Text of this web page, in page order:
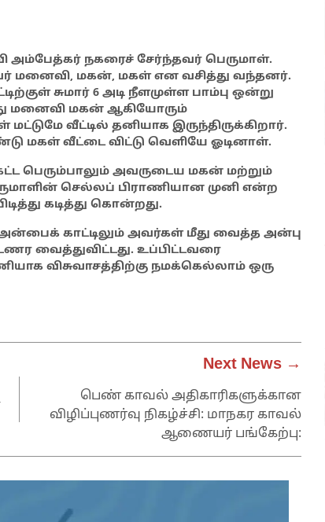
அம்பேத்கர் நகரைச் சேர்ந்தவர் பெருமாள்.
மனைவி, மகன், மகள் என வசித்து வந்தனர்.
சுமார் 6 அடி நீளமுள்ள பாம்பு ஒன்று
மனைவி மகன் ஆகியோரும்
வீட்டில் தனியாக இருந்திருக்கிறார்.
மகள் வீட்டை விட்டு வெளியே ஓடினாள்.
பெரும்பாலும் அவருடைய மகன் மற்றும்
செல்லப் பிராணியான முனி என்ற
கடித்து கொன்றது.
காட்டிலும் அவர்கள் மீது வைத்த அன்பு
வைத்துவிட்டது. உப்பிட்டவரை
விசுவாசத்திற்கு நமக்கெல்லாம் ஒரு
Next News →
பெண் காவல் அதிகாரிகளுக்கான
விழிப்புணர்வு நிகழ்ச்சி: மாநகர காவல்
ஆணையர் பங்கேற்பு: